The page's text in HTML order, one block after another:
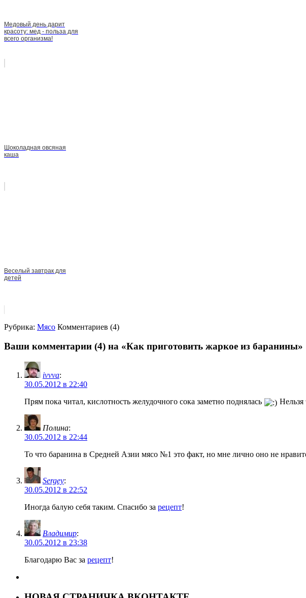
Медовый день дарит
красоту: мед - польза для
всего организма!
Шоколадная овсяная
каша
Веселый завтрак для
детей
Рубрика: Мясо Комментариев (4)
Ваши комментарии (4) на «Как приготовить жаркое из баранины»
ivvva:
30.05.2012 в 22:40
Прям пока читал, кислотность желудочного сока заметно поднялась
Нельзя
Полина:
30.05.2012 в 22:44
То что баранина в Средней Азии мясо №1 это факт, но мне лично оно не
Sergey:
30.05.2012 в 22:52
Иногда балую себя таким. Спасибо за рецепт!
Владимир:
30.05.2012 в 23:38
Благодарю Вас за рецепт!